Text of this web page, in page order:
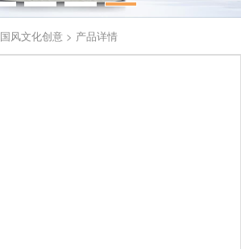
国风文化创意 > 产品详情